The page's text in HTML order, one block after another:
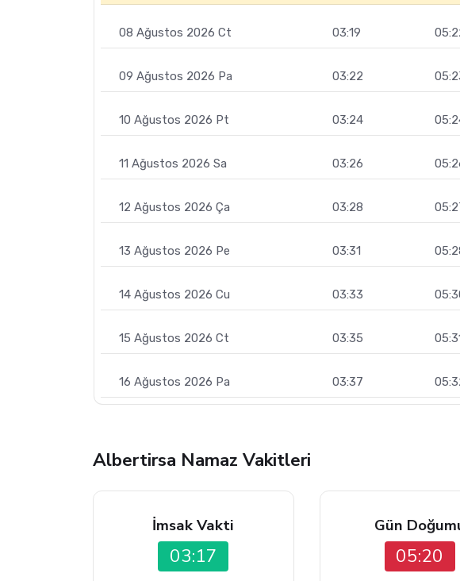
08 Ağustos 2026 Ct 03:19
09 Ağustos 2026 Pa 03:22
10 Ağustos 2026 Pt 03:24
11 Ağustos 2026 Sa 03:26
12 Ağustos 2026 Ça 03:28
13 Ağustos 2026 Pe 03:31
14 Ağustos 2026 Cu 03:33
15 Ağustos 2026 Ct 03:35
16 Ağustos 2026 Pa 03:37
Albertirsa Namaz Vakitleri
İmsak Vakti
03:17
Gün
05:20